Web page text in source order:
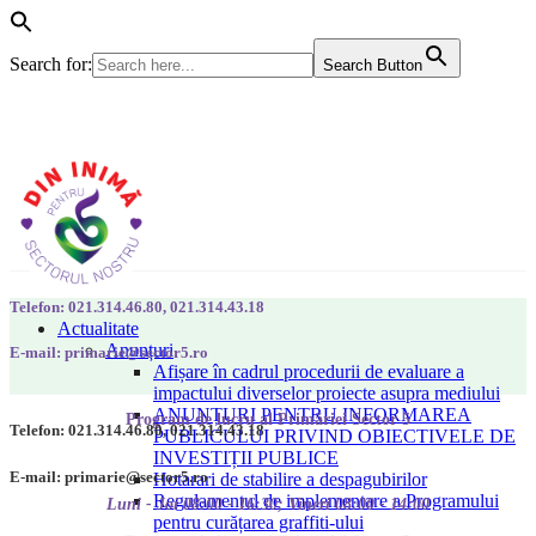
Search for: Search Button
Actualitate
Anunțuri
Afișare în cadrul procedurii de evaluare a
impactului diverselor proiecte asupra mediului
ANUNȚURI PENTRU INFORMAREA
PUBLICULUI PRIVIND OBIECTIVELE DE
INVESTIȚII PUBLICE
Hotarari de stabilire a despagubirilor
Regulamentul de implementare a Programului
pentru curățarea graffiti-ului
Telefon: 021.314.46.80, 021.314.43.18
E-mail: primarie@sector5.ro
Program de lucru al Primăriei Sector 5
Luni - Joi 08:00 - 16:30; Vineri 08:00 - 14:00
Telefon: 021.314.46.80, 021.314.43.18
E-mail: primarie@sector5.ro